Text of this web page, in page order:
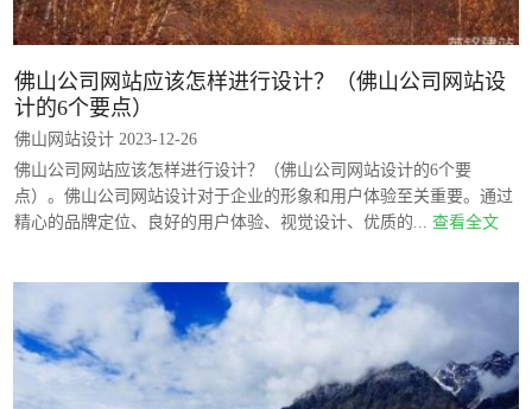
佛山公司网站应该怎样进行设计？（佛山公司网站设
计的6个要点）
佛山网站设计 2023-12-26
佛山公司网站应该怎样进行设计？（佛山公司网站设计的6个要
点）。佛山公司网站设计对于企业的形象和用户体验至关重要。通过
精心的品牌定位、良好的用户体验、视觉设计、优质的... 查看全文